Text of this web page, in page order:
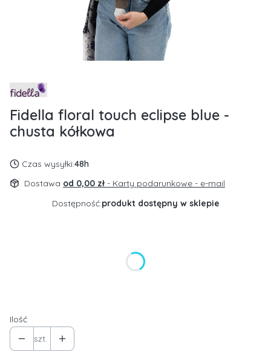
Fidella floral touch eclipse blue -
chusta kółkowa
Czas wysyłki:48h
Dostawa od 0,00 zł - Karty podarunkowe - e-mail
Dostępność:produkt dostępny w sklepie
Ilość
szt.